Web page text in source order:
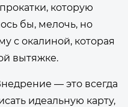
которую
бы, мелочь, но
с окалиной, которая
вытяжке.
— это всегда
идеальную карту,